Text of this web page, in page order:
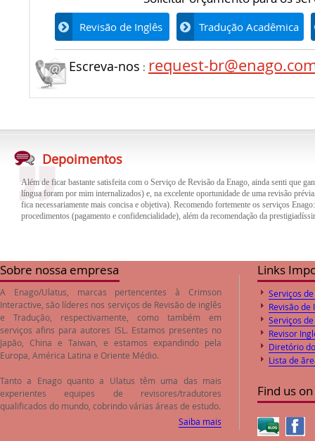
Revisão de Inglês Tradução Acadêmica
Escreva-nos : request-
Depoimentos
língua foram por mim internalizados) e, na excelente oportunidade de uma revisão
fica necessariamente mais concisa e objetiva). Recomendo fortemente os serviços
Sobre nossa empresa
A Enago/Ulatus, marcas pertencentes à Crimson
Interactive, são líderes nos serviços de Revisão de inglês
e Tradução, respectivamente, como também em
serviços afins para autores ISL. Estamos presentes no
Japão, China e Taiwan, e estamos expandindo pela
Europa, América Latina e Oriente Médio.
Tanto a Enago quanto a Ulatus têm uma das mais
experientes equipes de revisores/tradutores
qualificados do mundo, cobrindo várias áreas de estudo.
Saiba mais
Links
Serviços
Revisão de
Serviços
Revisor
Diretório
Lista de
Find us on